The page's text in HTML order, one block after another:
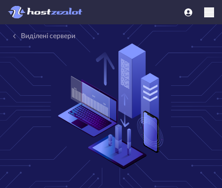
Виділені сервери